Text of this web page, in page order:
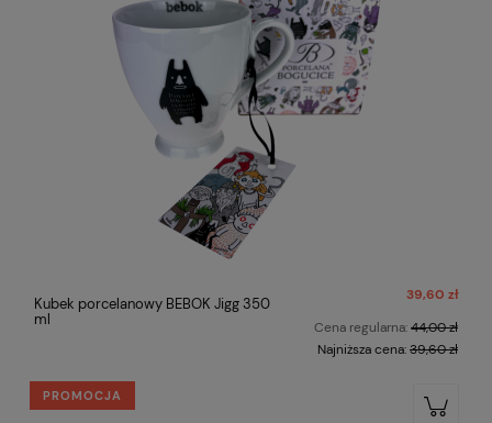
Kubek porcelanowy BEBOK Jigg 350
ml
39,60 zł
Cena regularna:44,00 zł
Najniższa cena:39,60 zł
PROMOCJA